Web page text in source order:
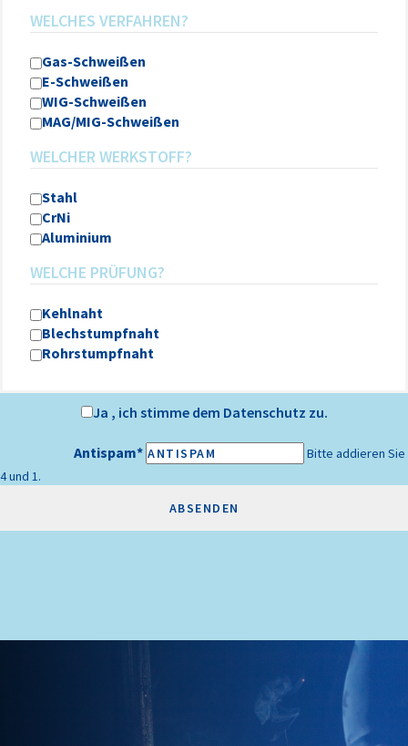
WELCHES VERFAHREN?
Gas-Schweißen
E-Schweißen
WIG-Schweißen
MAG/MIG-Schweißen
WELCHER WERKSTOFF?
Stahl
CrNi
Aluminium
WELCHE PRÜFUNG?
Kehlnaht
Blechstumpfnaht
Rohrstumpfnaht
Ja , ich stimme dem Datenschutz zu.
Antispam*
Bitte addieren Sie
4 und 1.
ABSENDEN